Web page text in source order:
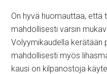
On hyvä huomauttaa, että
mahdollisesti varsin
Volyymikaudella kerätään
mahdollisesti myös
kausi on kilpanostoja